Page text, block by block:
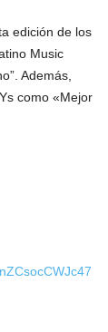
edición de los
Music
Además,
como «Mejor